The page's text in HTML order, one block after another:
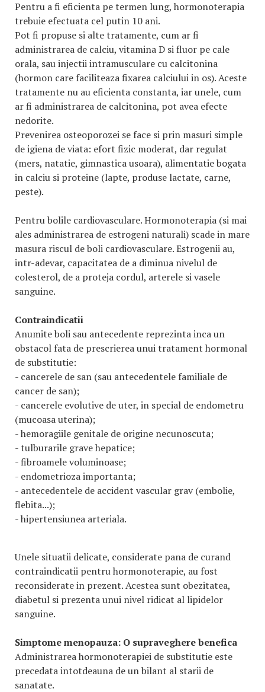
Pentru a fi eficienta pe termen lung, hormonoterapia
trebuie efectuata cel putin 10 ani.
Pot fi propuse si alte tratamente, cum ar fi
administrarea de calciu, vitamina D si fluor pe cale
orala, sau injectii intramusculare cu calcitonina
(hormon care faciliteaza fixarea calciului in os). Aceste
tratamente nu au eficienta constanta, iar unele, cum
ar fi administrarea de calcitonina, pot avea efecte
nedorite.
Prevenirea osteoporozei se face si prin masuri simple
de igiena de viata: efort fizic moderat, dar regulat
(mers, natatie, gimnastica usoara), alimentatie bogata
in calciu si proteine (lapte, produse lactate, carne,
peste).
Pentru bolile cardiovasculare. Hormonoterapia (si mai
ales administrarea de estrogeni naturali) scade in mare
masura riscul de boli cardiovasculare. Estrogenii au,
intr-adevar, capacitatea de a diminua nivelul de
colesterol, de a proteja cordul, arterele si vasele
sanguine.
Contraindicatii
Anumite boli sau antecedente reprezinta inca un
obstacol fata de prescrierea unui tratament hormonal
de substitutie:
- cancerele de san (sau antecedentele familiale de
cancer de san);
- cancerele evolutive de uter, in special de endometru
(mucoasa uterina);
- hemoragiile genitale de origine necunoscuta;
- tulburarile grave hepatice;
- fibroamele voluminoase;
- endometrioza importanta;
- antecedentele de accident vascular grav (embolie,
flebita...);
- hipertensiunea arteriala.
Unele situatii delicate, considerate pana de curand
contraindicatii pentru hormonoterapie, au fost
reconsiderate in prezent. Acestea sunt obezitatea,
diabetul si prezenta unui nivel ridicat al lipidelor
sanguine.
Simptome menopauza: O supraveghere benefica
Administrarea hormonoterapiei de substitutie este
precedata intotdeauna de un bilant al starii de
sanatate.